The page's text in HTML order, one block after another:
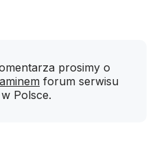
prosimy o
forum serwisu
Polsce.